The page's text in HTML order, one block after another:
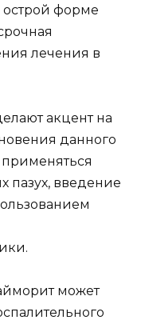
форме
лечения в
акцент на
данного
применяться
пазух, введение
может